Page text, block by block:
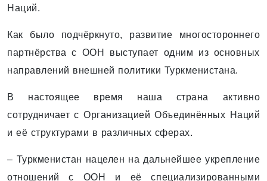
Наций.
Как было подчёркнуто, развитие многостороннего
партнёрства с ООН выступает одним из основных
направлений внешней политики Туркменистана.
В настоящее время наша страна активно
сотрудничает с Организацией Объединённых Наций
и её структурами в различных сферах.
– Туркменистан нацелен на дальнейшее укрепление
отношений с ООН и её специализированными